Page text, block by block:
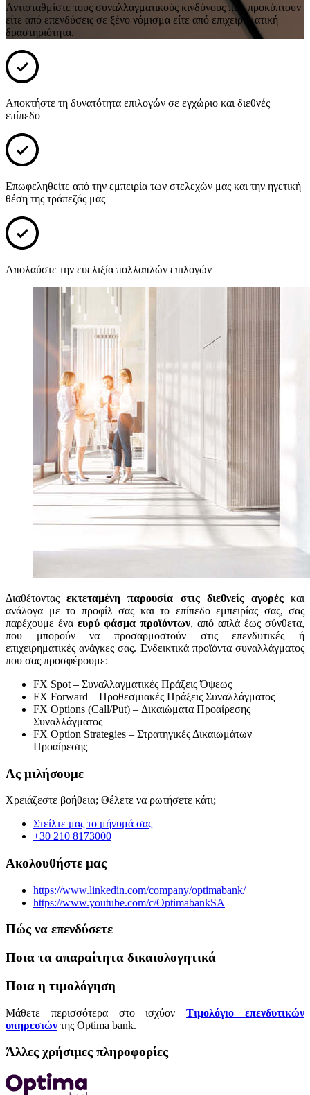
Αντισταθμίστε τους συναλλαγματικούς κινδύνους που προκύπτουν
είτε από επενδύσεις σε ξένο νόμισμα είτε από επιχειρηματική
δραστηριότητα.
Αποκτήστε τη δυνατότητα επιλογών σε εγχώριο και διεθνές
επίπεδο
Επωφεληθείτε από την εμπειρία των στελεχών μας και την ηγετική
θέση της τράπεζάς μας
Απολαύστε την ευελιξία πολλαπλών επιλογών
Διαθέτονταςεκτεταμένη παρουσία στις διεθνείς αγορέςκαι
ανάλογα με το προφίλ σας και το επίπεδο εμπειρίας σας, σας
παρέχουμε έναευρύ φάσμα προϊόντων, από απλά έως σύνθετα,
που μπορούν να προσαρμοστούν στις επενδυτικές ή
επιχειρηματικές ανάγκες σας. Ενδεικτικά προϊόντα συναλλάγματος
που σας προσφέρουμε:
FX Spot – Συναλλαγματικές Πράξεις Όψεως
FX Forward – Προθεσμιακές Πράξεις Συναλλάγματος
FX Options (Call/Put) – Δικαιώματα Προαίρεσης
Συναλλάγματος
FX Option Strategies – Στρατηγικές Δικαιωμάτων
Προαίρεσης
Ας μιλήσουμε
Χρειάζεστε βοήθεια; Θέλετε να ρωτήσετε κάτι;
Στείλτε μας το μήνυμά σας
+30 210 8173000
Ακολουθήστε μας
https://www.linkedin.com/company/optimabank/
https://www.youtube.com/c/OptimabankSA
Πώς να επενδύσετε
Ποια τα απαραίτητα δικαιολογητικά
Ποια η τιμολόγηση
Μάθετε περισσότερα στο ισχύονΤιμολόγιο επενδυτικών
υπηρεσιών της Optima bank.
Άλλες χρήσιμες πληροφορίες